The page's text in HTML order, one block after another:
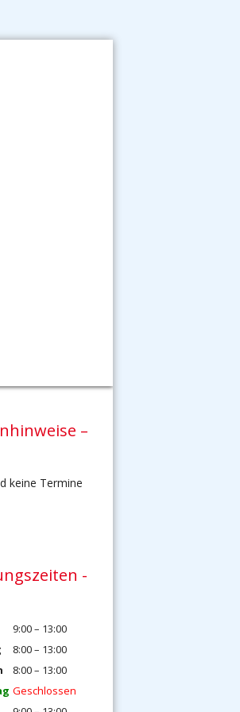
–
keine Termine
-
9:00 – 13:00
8:00 – 13:00
8:00 – 13:00
Geschlossen